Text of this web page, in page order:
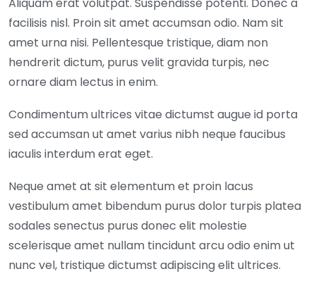
Aliquam erat volutpat. Suspendisse potenti. Donec a
facilisis nisl. Proin sit amet accumsan odio. Nam sit
amet urna nisi. Pellentesque tristique, diam non
hendrerit dictum, purus velit gravida turpis, nec
ornare diam lectus in enim.
Condimentum ultrices vitae dictumst augue id porta
sed accumsan ut amet varius nibh neque faucibus
iaculis interdum erat eget.
Neque amet at sit elementum et proin lacus
vestibulum amet bibendum purus dolor turpis platea
sodales senectus purus donec elit molestie
scelerisque amet nullam tincidunt arcu odio enim ut
nunc vel, tristique dictumst adipiscing elit ultrices.